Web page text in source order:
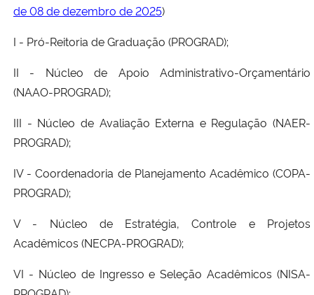
de 08 de dezembro de 2025)
I - Pró-Reitoria de Graduação (PROGRAD);
II - Núcleo de Apoio Administrativo-Orçamentário
(NAAO-PROGRAD);
III - Núcleo de Avaliação Externa e Regulação (NAER-
PROGRAD);
IV - Coordenadoria de Planejamento Acadêmico (COPA-
PROGRAD);
V - Núcleo de Estratégia, Controle e Projetos
Acadêmicos (NECPA-PROGRAD);
VI - Núcleo de Ingresso e Seleção Acadêmicos (NISA-